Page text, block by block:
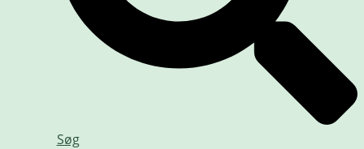
Søg